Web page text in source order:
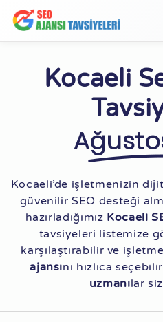
Kocaeli
Kocaeli’de işletmenizin
güvenilir SEO desteği
hazırladığımız Kocaeli
tavsiyeleri listemize
karşılaştırabilir ve
ajansını hızlıca
uzmanılar